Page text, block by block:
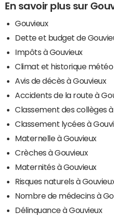
En savoir plus sur
Gouvieux
Dette et budget de
Impôts à Gouvieux
Climat et historique météo
Avis de décès à Gouvieux
Accidents de la route à
Classement des collèges à
Classement lycées à
Maternelle à Gouvieux
Crèches à Gouvieux
Maternités à Gouvieux
Risques naturels à
Nombre de médecins à
Délinquance à Gouvieux